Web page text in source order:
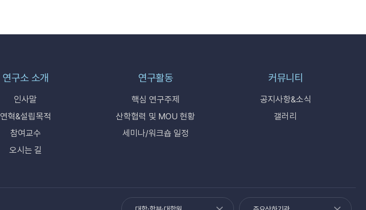
연구소 소개
인사말
연혁&설립목적
참여교수
오시는 길
연구활동
핵심 연구주제
산학협력 및 MOU 현황
세미나/워크숍 일정
커뮤니티
공지사항&소식
갤러리